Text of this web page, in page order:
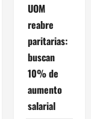
UOM
reabre
paritarias:
buscan
10% de
aumento
salarial